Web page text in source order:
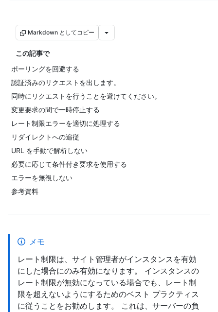
Markdown としてコピー
この記事で
ポーリングを回避する
認証済みのリクエストを出します。
同時にリクエストを行うことを避けてください。
変更要求の間で一時停止する
レート制限エラーを適切に処理する
リダイレクトへの追従
URL を手動で解析しない
必要に応じて条件付き要求を使用する
エラーを無視しない
参考資料
メモ
レート制限は、サイト管理者がインスタンスを有効
にした場合にのみ有効になります。 インスタンスの
レート制限が無効になっている場合でも、レート制
限を超えないようにするためのベスト プラクティス
に従うことをお勧めします。 これは、サーバーの負